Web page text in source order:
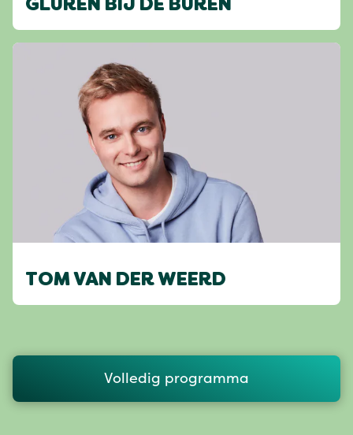
GLUREN BIJ DE BUREN
TOM VAN DER WEERD
Volledig programma